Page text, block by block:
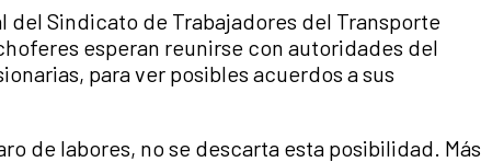
Sindicato de Trabajadores del Transporte
esperan reunirse con autoridades del
para ver posibles acuerdos a sus
de labores, no se descarta esta posibilidad. Más